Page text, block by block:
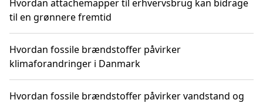
Hvordan attachemapper til erhvervsbrug kan bidrage
til en grønnere fremtid
Hvordan fossile brændstoffer påvirker
klimaforandringer i Danmark
Hvordan fossile brændstoffer påvirker vandstand og